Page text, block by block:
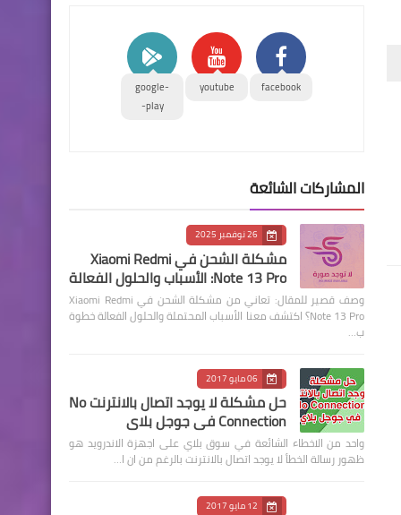
facebook
youtube
google-
play-
المشاركات الشائعة
26 نوفمبر 2025
مشكلة الشحن في Xiaomi Redmi
Note 13 Pro: الأسباب والحلول الفعالة
وصف قصير للمقال: تعاني من مشكلة الشحن في Xiaomi Redmi
Note 13 Pro؟ اكتشف معنا الأسباب المحتملة والحلول الفعالة خطوة
ب…
06 مايو 2017
حل مشكلة لا يوجد اتصال بالانترنت No
Connection في جوجل بلاي
واحد من الاخطاء الشائعة في سوق بلاي على اجهزة الاندرويد هو
ظهور رسالة الخطأ لا يوجد اتصال بالانترنت بالرغم من ان ا…
12 مايو 2017